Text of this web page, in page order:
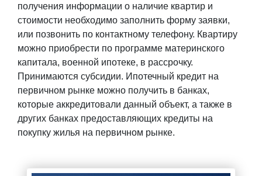
получения информации о наличие квартир и
стоимости необходимо заполнить форму заявки,
или позвонить по контактному телефону. Квартиру
можно приобрести по программе материнского
капитала, военной ипотеке, в рассрочку.
Принимаются субсидии. Ипотечный кредит на
первичном рынке можно получить в банках,
которые аккредитовали данный объект, а также в
других банках предоставляющих кредиты на
покупку жилья на первичном рынке.